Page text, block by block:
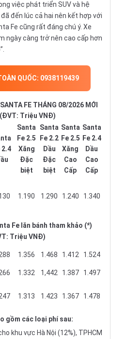
việc phát triển SUV và hệ
đến lúc cả hai nên kết hợp với
Fe cũng rất đáng chú ý. Xe
ngày càng trở nên cao cấp hơn
QUỐC: 0938119439
FE THÁNG 08/2026 MỚI
(ĐVT: Triệu VNĐ)
2.4
Santa
Fe 2.5
Xăng
Đặc
biệt
Santa
Fe 2.2
Dầu
Đặc
biệt
Santa
Fe 2.5
Xăng
Cao
Cấp
Santa
Fe 2.4
Dầu
Cao
Cấp
1.190 1.290 1.240 1.340
Fe lăn bánh tham khảo (*)
Triệu VNĐ)
1.356 1.468 1.412 1.524
1.332 1,442 1.387 1.497
1.313 1.423 1.367 1.478
gồm các loại phí sau:
khu vực Hà Nội (12%), TPHCM